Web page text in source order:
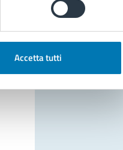
Accetta tutti